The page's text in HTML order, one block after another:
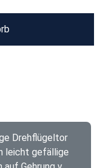
Drehflügeltor
leicht gefällige